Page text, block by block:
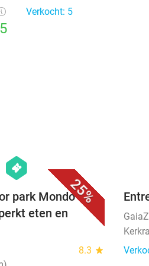
Verkocht: 5
25%
hexagon
events
park Mondo
eten en
8.3 star